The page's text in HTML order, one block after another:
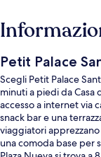
Petit Palace
Scegli Petit Palace
minuti a piedi da Casa
accesso a internet via
snack bar e una
viaggiatori
una comoda base per